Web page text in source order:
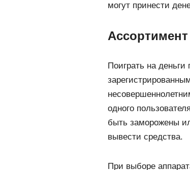
могут принести
Поиграть на
одного
быть заморожены
вывести средства.
При выборе